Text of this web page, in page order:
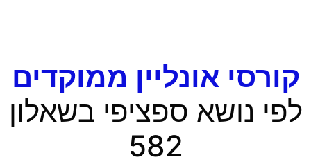
קורסי אונליין ממוקדים
לפי נושא ספציפי בשאלון
582